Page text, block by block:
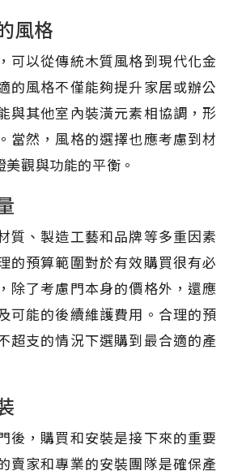
風格
可以從傳統木質風格到現代化金
的風格不僅能夠提升家居或辦公
與其他室內裝潢元素相協調，形
當然，風格的選擇也應考慮到材
觀與功能的平衡。
質、製造工藝和品牌等多重因素
的預算範圍對於有效購買很有必
除了考慮門本身的價格外，還應
可能的後續維護費用。合理的預
超支的情況下選購到最合適的產
後，購買和安裝是接下來的重要
賣家和專業的安裝團隊是確保產